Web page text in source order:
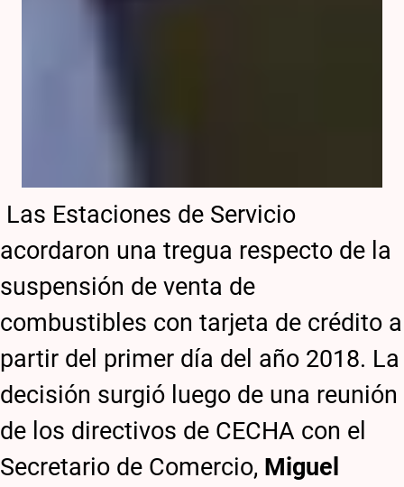
Las Estaciones de Servicio
acordaron una tregua respecto de la
suspensión de venta de
combustibles con tarjeta de crédito a
partir del primer día del año 2018. La
decisión surgió luego de una reunión
de los directivos de CECHA con el
Secretario de Comercio, Miguel